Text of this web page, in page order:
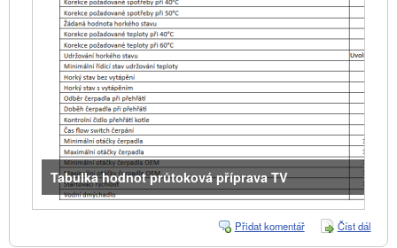
Tabulka hodnot průtoková příprava TV
Číst dál
Luna
Přidat komentář